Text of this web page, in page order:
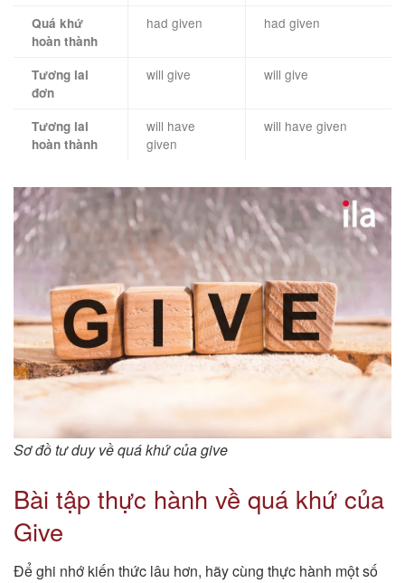
Quá khứ
hoàn thành
had given had given
Tương lai
đơn
will give will give
Tương lai
hoàn thành
will have
given
will have given
Sơ đồ tư duy về quá khứ của give
Bài tập thực hành về quá khứ của
Give
Để ghi nhớ kiến thức lâu hơn, hãy cùng thực hành một số